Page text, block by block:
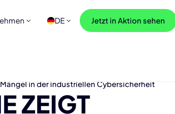
DE Jetzt in Aktion sehen
in der industriellen Cybersicherheit
ZEIGT